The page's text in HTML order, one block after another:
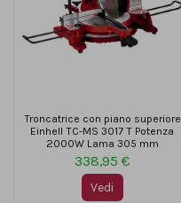
Troncatrice con piano superiore
Einhell TC-MS 3017 T Potenza
2000W Lama 305 mm
338,95 €
Vedi